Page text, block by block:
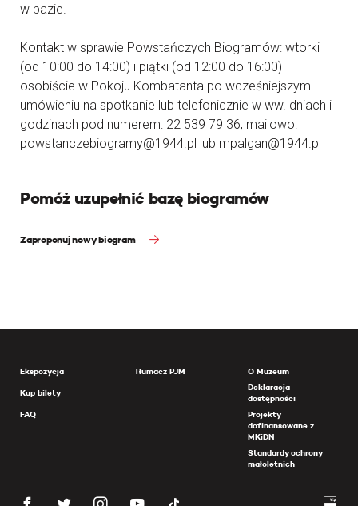
w bazie.
Kontakt w sprawie Powstańczych Biogramów: wtorki
(od 10:00 do 14:00) i piątki (od 12:00 do 16:00)
osobiście w Pokoju Kombatanta po wcześniejszym
umówieniu na spotkanie lub telefonicznie w ww. dniach i
godzinach pod numerem: 22 539 79 36, mailowo:
powstanczebiogramy@1944.pl lub mpalgan@1944.pl
Pomóż uzupełnić bazę biogramów
Zaproponuj nowy biogram
Ekspozycja
Kup bilety
FAQ
Tłumacz PJM
O Muzeum
Deklaracja
dostępności
Projekty
dofinansowane z
MKiDN
Standardy ochrony
małoletnich